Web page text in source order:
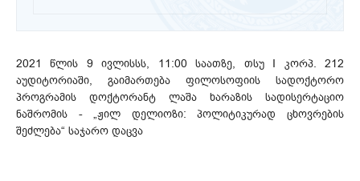
2021 წლის 9 ივლისსს, 11:00 საათზე, თსუ I კორპ. 212
აუდიტორიაში, გაიმართება ფილოსოფიის სადოქტორო
პროგრამის დოქტორანტ ლაშა ხარაზის სადისერტაციო
ნაშრომის - „ჟილ დელიოზი: პოლიტიკურად ცხოვრების
შეძლება“ საჯარო დაცვა